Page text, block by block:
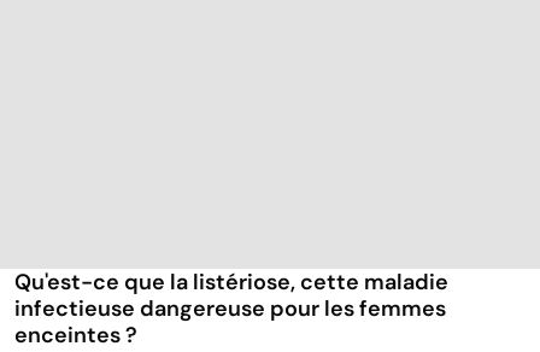
Qu'est-ce que la listériose, cette maladie
infectieuse dangereuse pour les femmes
enceintes ?